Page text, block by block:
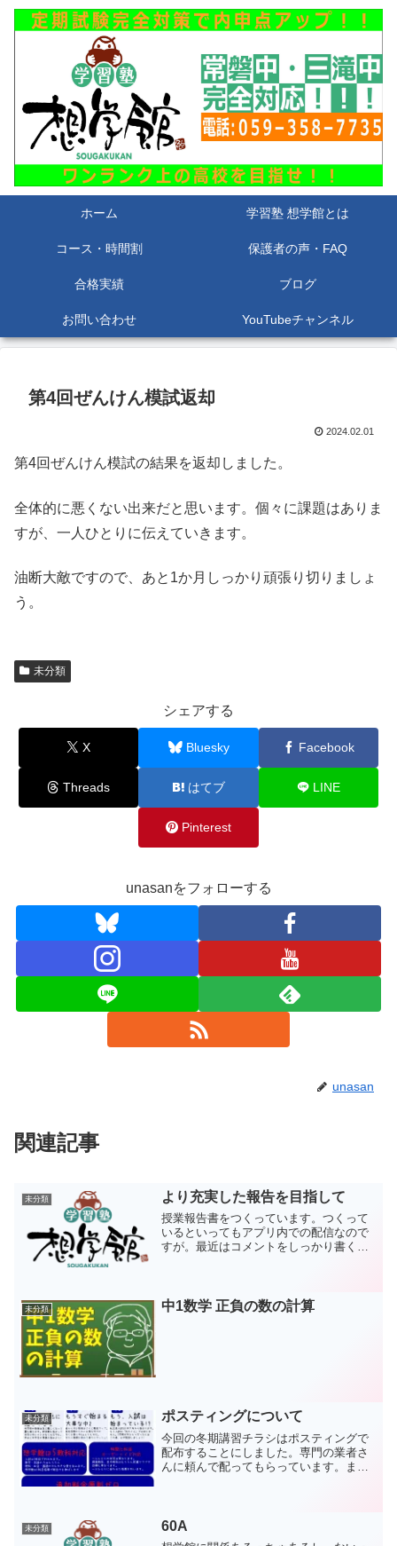
ホーム 学習塾 想学館とは
コース・時間割 保護者の声・FAQ
合格実績 ブログ
お問い合わせ YouTubeチャンネル
第4回ぜんけん模試返却
2024.02.01
第4回ぜんけん模試の結果を返却しました。
全体的に悪くない出来だと思います。個々に課題はありま
すが、一人ひとりに伝えていきます。
油断大敵ですので、あと1か月しっかり頑張り切りましょ
う。
未分類
シェアする
X Bluesky Facebook
Threads はてブ LINE
Pinterest
unasanをフォローする
unasan
関連記事
未分類 より充実した報告を目指して
授業報告書をつくっています。つくって
いるといってもアプリ内での配信なので
すが。最近はコメントをしっかり書くよ
ントを書くと、文字...
未分類 中1数学 正負の数の計算
未分類 ポスティングについて
今回の冬期講習チラシはポスティングで
配布することにしました。専門の業者さ
んに頼んで配ってもらっています。まだ
しないとのことでした。ご...
未分類 60A